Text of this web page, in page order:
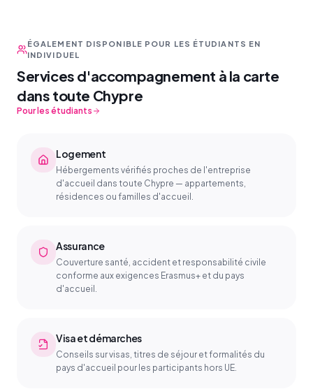
ÉGALEMENT DISPONIBLE POUR LES ÉTUDIANTS EN
INDIVIDUEL
Services d'accompagnement à la carte
dans toute Chypre
Pour les étudiants
Logement
Hébergements vérifiés proches de l'entreprise
d'accueil dans toute Chypre — appartements,
résidences ou familles d'accueil.
Assurance
Couverture santé, accident et responsabilité civile
conforme aux exigences Erasmus+ et du pays
d'accueil.
Visa et démarches
Conseils sur visas, titres de séjour et formalités du
pays d'accueil pour les participants hors UE.